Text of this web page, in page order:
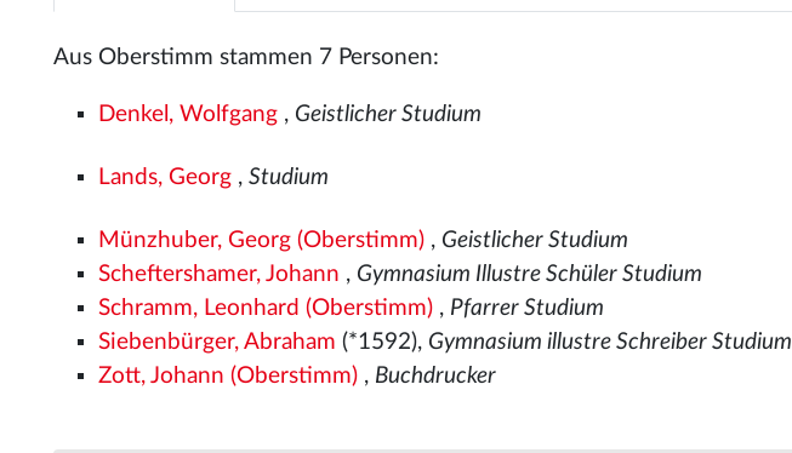
Aus Oberstimm stammen 7 Personen:
Denkel, Wolfgang , Geistlicher Studium
Lands, Georg ,Studium
Münzhuber, Georg (Oberstimm) , Geistlicher Studium
Scheftershamer, Johann , Gymnasium Illustre Schüler Studium
Schramm, Leonhard (Oberstimm) , Pfarrer Studium
Siebenbürger, Abraham (*1592), Gymnasium illustre Schreiber Studium
Zott, Johann (Oberstimm) , Buchdrucker